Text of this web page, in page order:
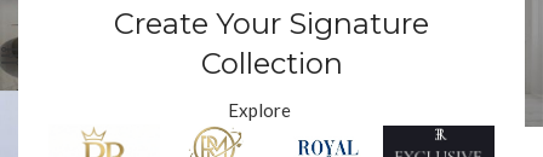
Create Your Signature
Collection
Explore
Royal Mum
Ürünler “royal mum lavanta” olarak etiketlendi